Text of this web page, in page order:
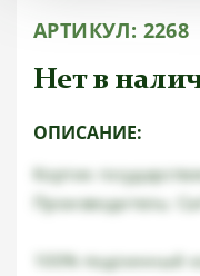
АРТИКУЛ: 2268
Нет в
ОПИСАНИЕ:
Кортик
Производитель:
100% подлинный